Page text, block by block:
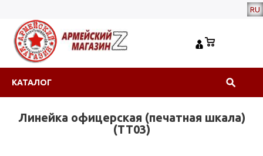
RU
КАТАЛОГ
Линейка офицерская (печатная шкала)
(ТТ03)